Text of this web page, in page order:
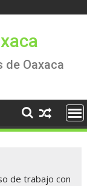
Oaxaca
de trabajo con